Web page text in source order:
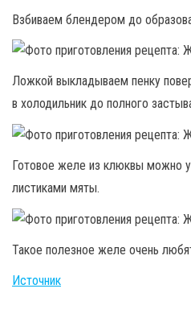
Взбиваем блендером до
Ложкой выкладываем пенку
в холодильник до полного
Готовое желе из клюквы можно
листиками мяты.
Такое полезное желе очень
Источник